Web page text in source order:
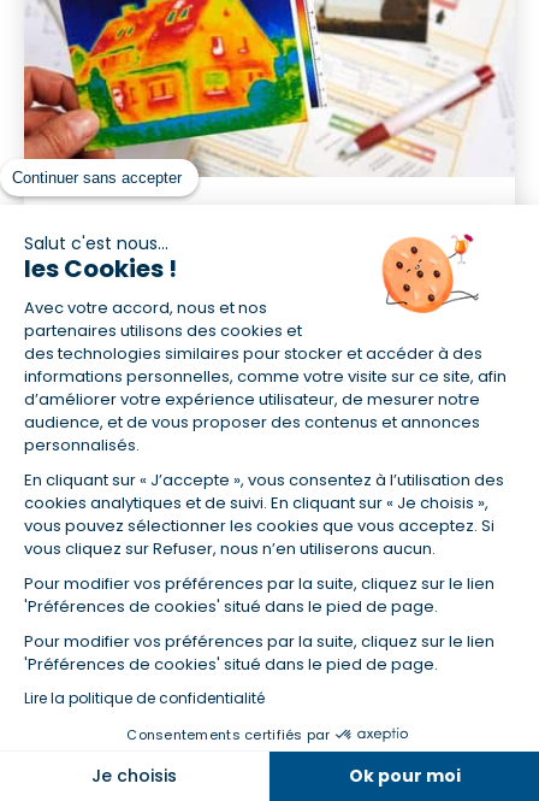
Continuer sans accepter
Salut c'est nous...
les Cookies !
Avec votre accord, nous et nos
partenaires utilisons des cookies et
des technologies similaires pour stocker et accéder à des
informations personnelles, comme votre visite sur ce site, afin
d’améliorer votre expérience utilisateur, de mesurer notre
audience, et de vous proposer des contenus et annonces
personnalisés.
En cliquant sur « J’accepte », vous consentez à l’utilisation des
cookies analytiques et de suivi. En cliquant sur « Je choisis »,
vous pouvez sélectionner les cookies que vous acceptez. Si
vous cliquez sur Refuser, nous n’en utiliserons aucun.
Pour modifier vos préférences par la suite, cliquez sur le lien
'Préférences de cookies' situé dans le pied de page.
Pour modifier vos préférences par la suite, cliquez sur le lien
'Préférences de cookies' situé dans le pied de page.
Lire la politique de confidentialité
Consentements certifiés par
Je choisis Ok pour moi
intelligence artificielle et sanctions sévères
06/07/2025
comptent prendre la voiture
15/06/2025
Dans la même catégorie